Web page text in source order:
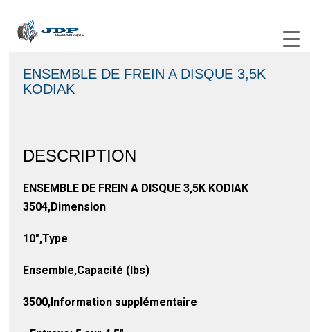
ENSEMBLE DE FREIN A DISQUE 3,5K
KODIAK
DESCRIPTION
ENSEMBLE DE FREIN A DISQUE 3,5K KODIAK
3504,Dimension
10″,Type
Ensemble,Capacité (lbs)
3500,Information supplémentaire